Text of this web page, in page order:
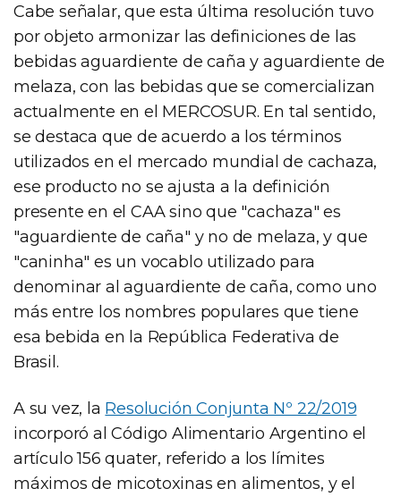
Cabe señalar, que esta última resolución tuvo
por objeto armonizar las definiciones de las
bebidas aguardiente de caña y aguardiente de
melaza, con las bebidas que se comercializan
actualmente en el MERCOSUR. En tal sentido,
se destaca que de acuerdo a los términos
utilizados en el mercado mundial de cachaza,
ese producto no se ajusta a la definición
presente en el CAA sino que "cachaza" es
"aguardiente de caña" y no de melaza, y que
"caninha" es un vocablo utilizado para
denominar al aguardiente de caña, como uno
más entre los nombres populares que tiene
esa bebida en la República Federativa de
Brasil.
A su vez, la Resolución Conjunta Nº 22/2019
incorporó al Código Alimentario Argentino el
artículo 156 quater, referido a los límites
máximos de micotoxinas en alimentos, y el